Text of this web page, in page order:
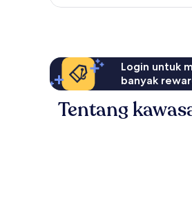
Login untuk
banyak
Tentang